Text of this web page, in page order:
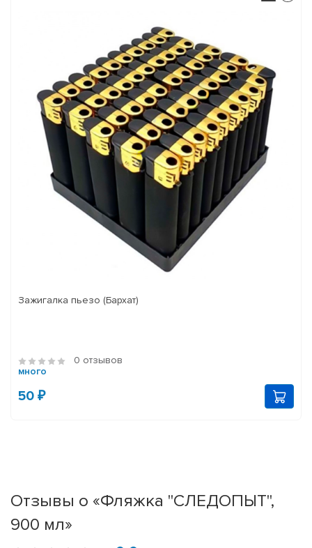
Зажигалка пьезо (Бархат)
0 отзывов
много
50 ₽
Отзывы о «Фляжка "СЛЕДОПЫТ",
900 мл»